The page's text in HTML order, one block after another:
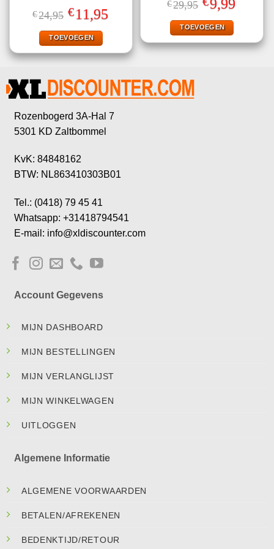
Gewaardeerd
4.25uit 5
€24,95 Oorspronkelijke
prijs
was:
€24,95.
€11,95prijs
TOEVOEGEN
4.50uit 5
€29,95
prijs
was:
€29,95.
9,99prijs
TOEVOEGEN
Rozenbogerd 3A-Hal 7
5301 KD Zaltbommel
KvK: 84848162
BTW: NL863410303B01
Tel.: (0418) 79 45 41
Whatsapp: +31418794541
E-mail: info@xldiscounter.com
Account Gegevens
MIJN DASHBOARD
MIJN BESTELLINGEN
MIJN VERLANGLIJST
MIJN WINKELWAGEN
UITLOGGEN
Algemene Informatie
ALGEMENE VOORWAARDEN
BETALEN/AFREKENEN
BEDENKTIJD/RETOUR